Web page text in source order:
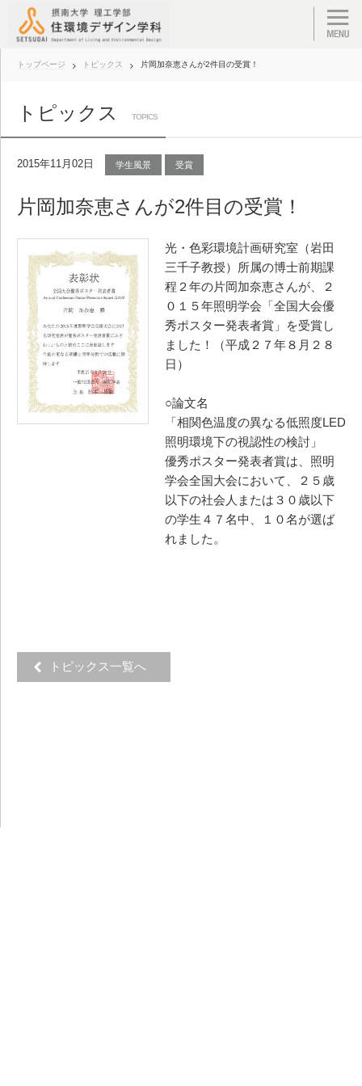
トップページ トピックス 片岡加奈恵さんが2件目の受賞！
トピックス TOPICS
2015年11月02日 学生風景 受賞
片岡加奈恵さんが2件目の受賞！
光・色彩環境計画研究室（岩田
三千子教授）所属の博士前期課
程２年の片岡加奈恵さんが、２
０１５年照明学会「全国大会優
秀ポスター発表者賞」を受賞し
ました！（平成２７年８月２８
日）
○論文名
「相関色温度の異なる低照度LED
照明環境下の視認性の検討」
優秀ポスター発表者賞は、照明
学会全国大会において、２５歳
以下の社会人または３０歳以下
の学生４７名中、１０名が選ば
れました。
トピックス一覧へ